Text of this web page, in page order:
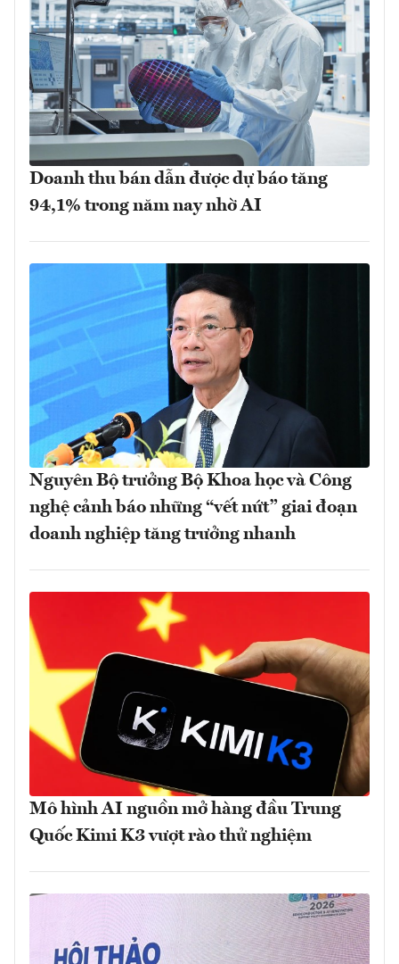
Doanh thu bán dẫn được dự báo tăng
94,1% trong năm nay nhờ AI
Nguyên Bộ trưởng Bộ Khoa học và Công
nghệ cảnh báo những “vết nứt” giai đoạn
doanh nghiệp tăng trưởng nhanh
Mô hình AI nguồn mở hàng đầu Trung
Quốc Kimi K3 vượt rào thử nghiệm